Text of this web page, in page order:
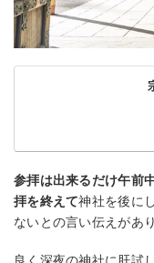
参拝は出来るだけ午前
拝を終えて神社を後に
ないとの言い伝えがあ